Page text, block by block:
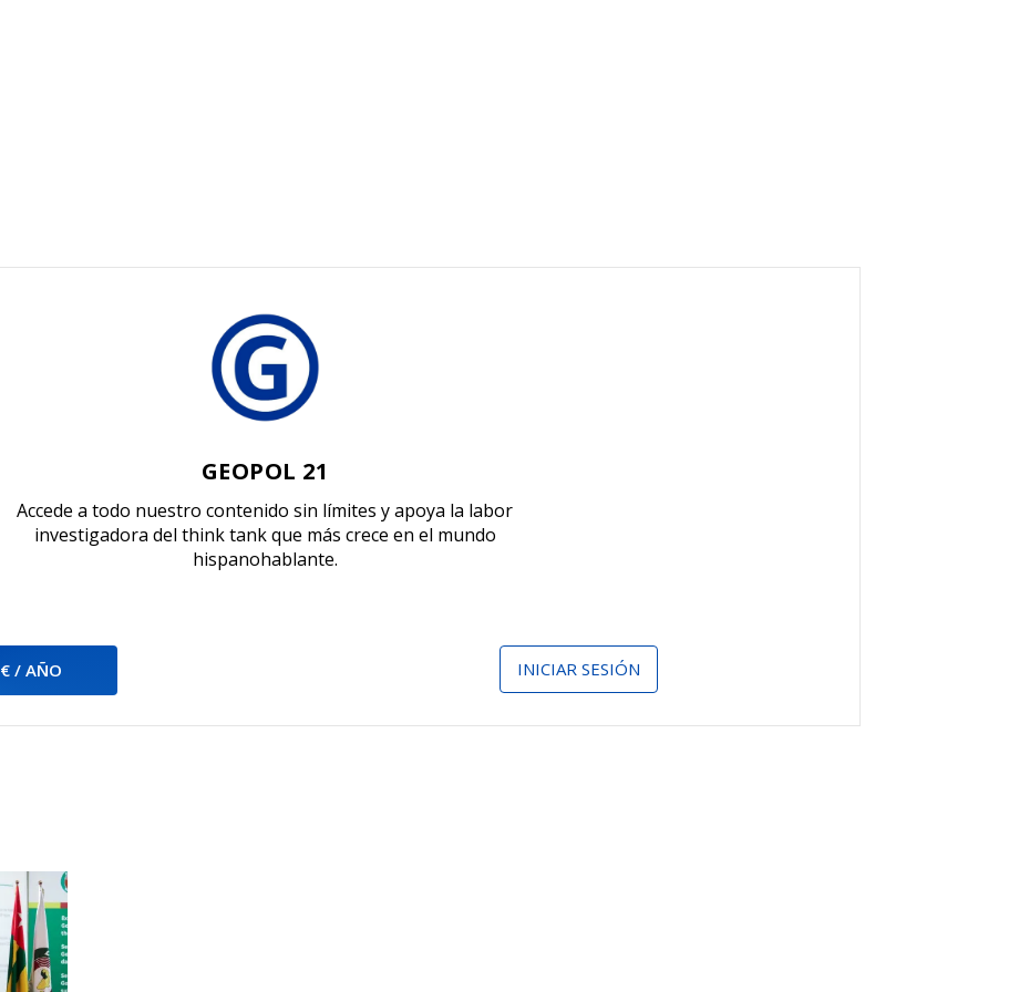
GEOPOL 21
Accede a todo nuestro contenido sin límites y apoya la labor
investigadora del think tank que más crece en el mundo
hispanohablante.
€ / AÑO INICIAR SESIÓN